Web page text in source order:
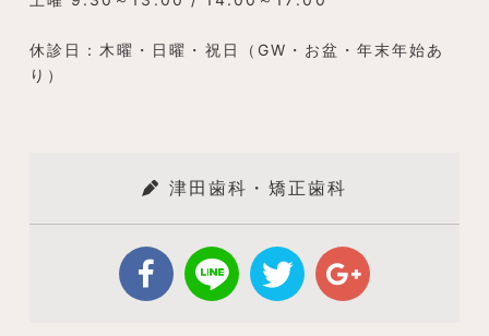
休診日：木曜・日曜・祝日（GW・お盆・年末年始あ
り）
津田歯科・矯正歯科